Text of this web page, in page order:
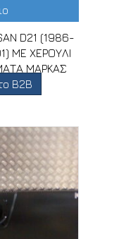
D21 (1986-
ΜΕ ΧΕΡΟΥΛΙ
ΜΑΡΚΑΣ
B2B